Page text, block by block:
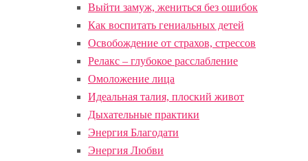
Выйти замуж, жениться без ошибок
Как воспитать гениальных детей
Освобождение от страхов, стрессов
Релакс – глубокое расслабление
Омоложение лица
Идеальная талия, плоский живот
Дыхательные практики
Энергия Благодати
Энергия Любви